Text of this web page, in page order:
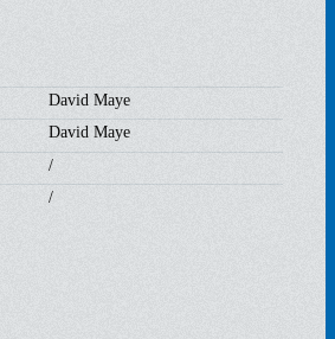
David Maye
David Maye
/
/